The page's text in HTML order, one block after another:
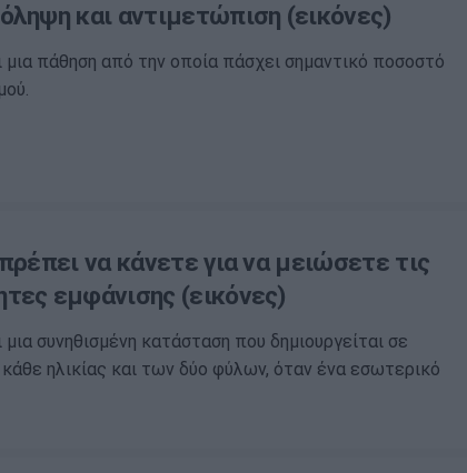
και αντιμετώπιση (εικόνες)
μια πάθηση από την οποία πάσχει σημαντικό ποσοστό
να κάνετε για να μειώσετε τις
εμφάνισης (εικόνες)
μια συνηθισμένη κατάσταση που δημιουργείται σε
ηλικίας και των δύο φύλων, όταν ένα εσωτερικό